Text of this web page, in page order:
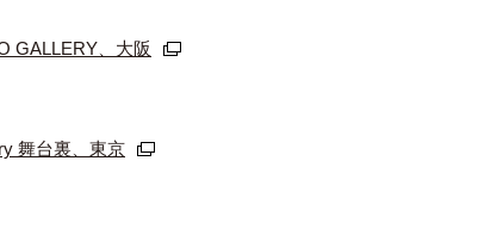
GALLERY、大阪
舞台裏、東京